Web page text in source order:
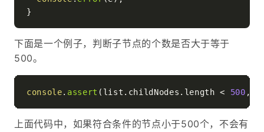
下面是一个例子，判断子节点的个数是否大于等于
500。
console. assert (list. childNodes . length < 500 ,
上面代码中，如果符合条件的节点小于500个，不会有